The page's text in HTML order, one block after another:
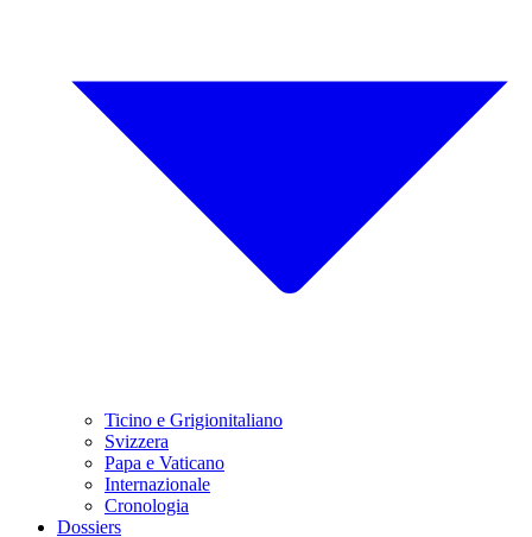
Ticino e Grigionitaliano
Svizzera
Papa e Vaticano
Internazionale
Cronologia
Dossiers